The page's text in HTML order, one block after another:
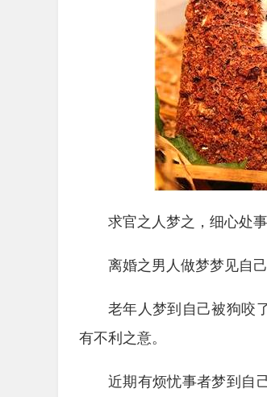
求官之人梦之，细心处
离婚之男人做梦梦见自
老年人梦到自己被狗咬
有不利之意。
近期有烦忧事者梦到自